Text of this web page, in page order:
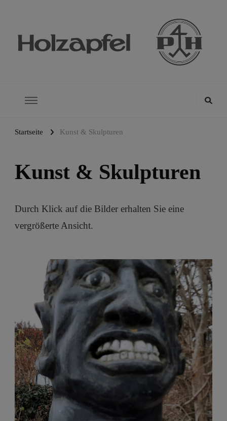
Startseite Kunst & Skulpturen
Kunst & Skulpturen
Durch Klick auf die Bilder erhalten Sie eine
vergrößerte Ansicht.